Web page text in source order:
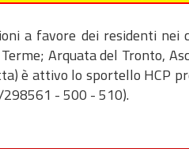
a favore dei residenti nei
Arquata del Tronto,
è attivo lo sportello HCP
- 500 - 510).